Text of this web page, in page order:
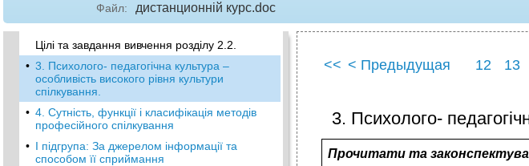
Файл: дистанционній курс.doc
1. Характеристика рівнів культури
професійного спілкування.
Цілі та завдання вивчення розділу 2.2.
• 3. Психолого- педагогічна культура –
особливість високого рівня культури
спілкування.
• 4. Сутність, функції і класифікація методів
професійного спілкування
• І підгрупа: За джерелом інформації та
способом її сприймання
<< < Предыдущая 12 13
3. Психолого-
Прочитати та